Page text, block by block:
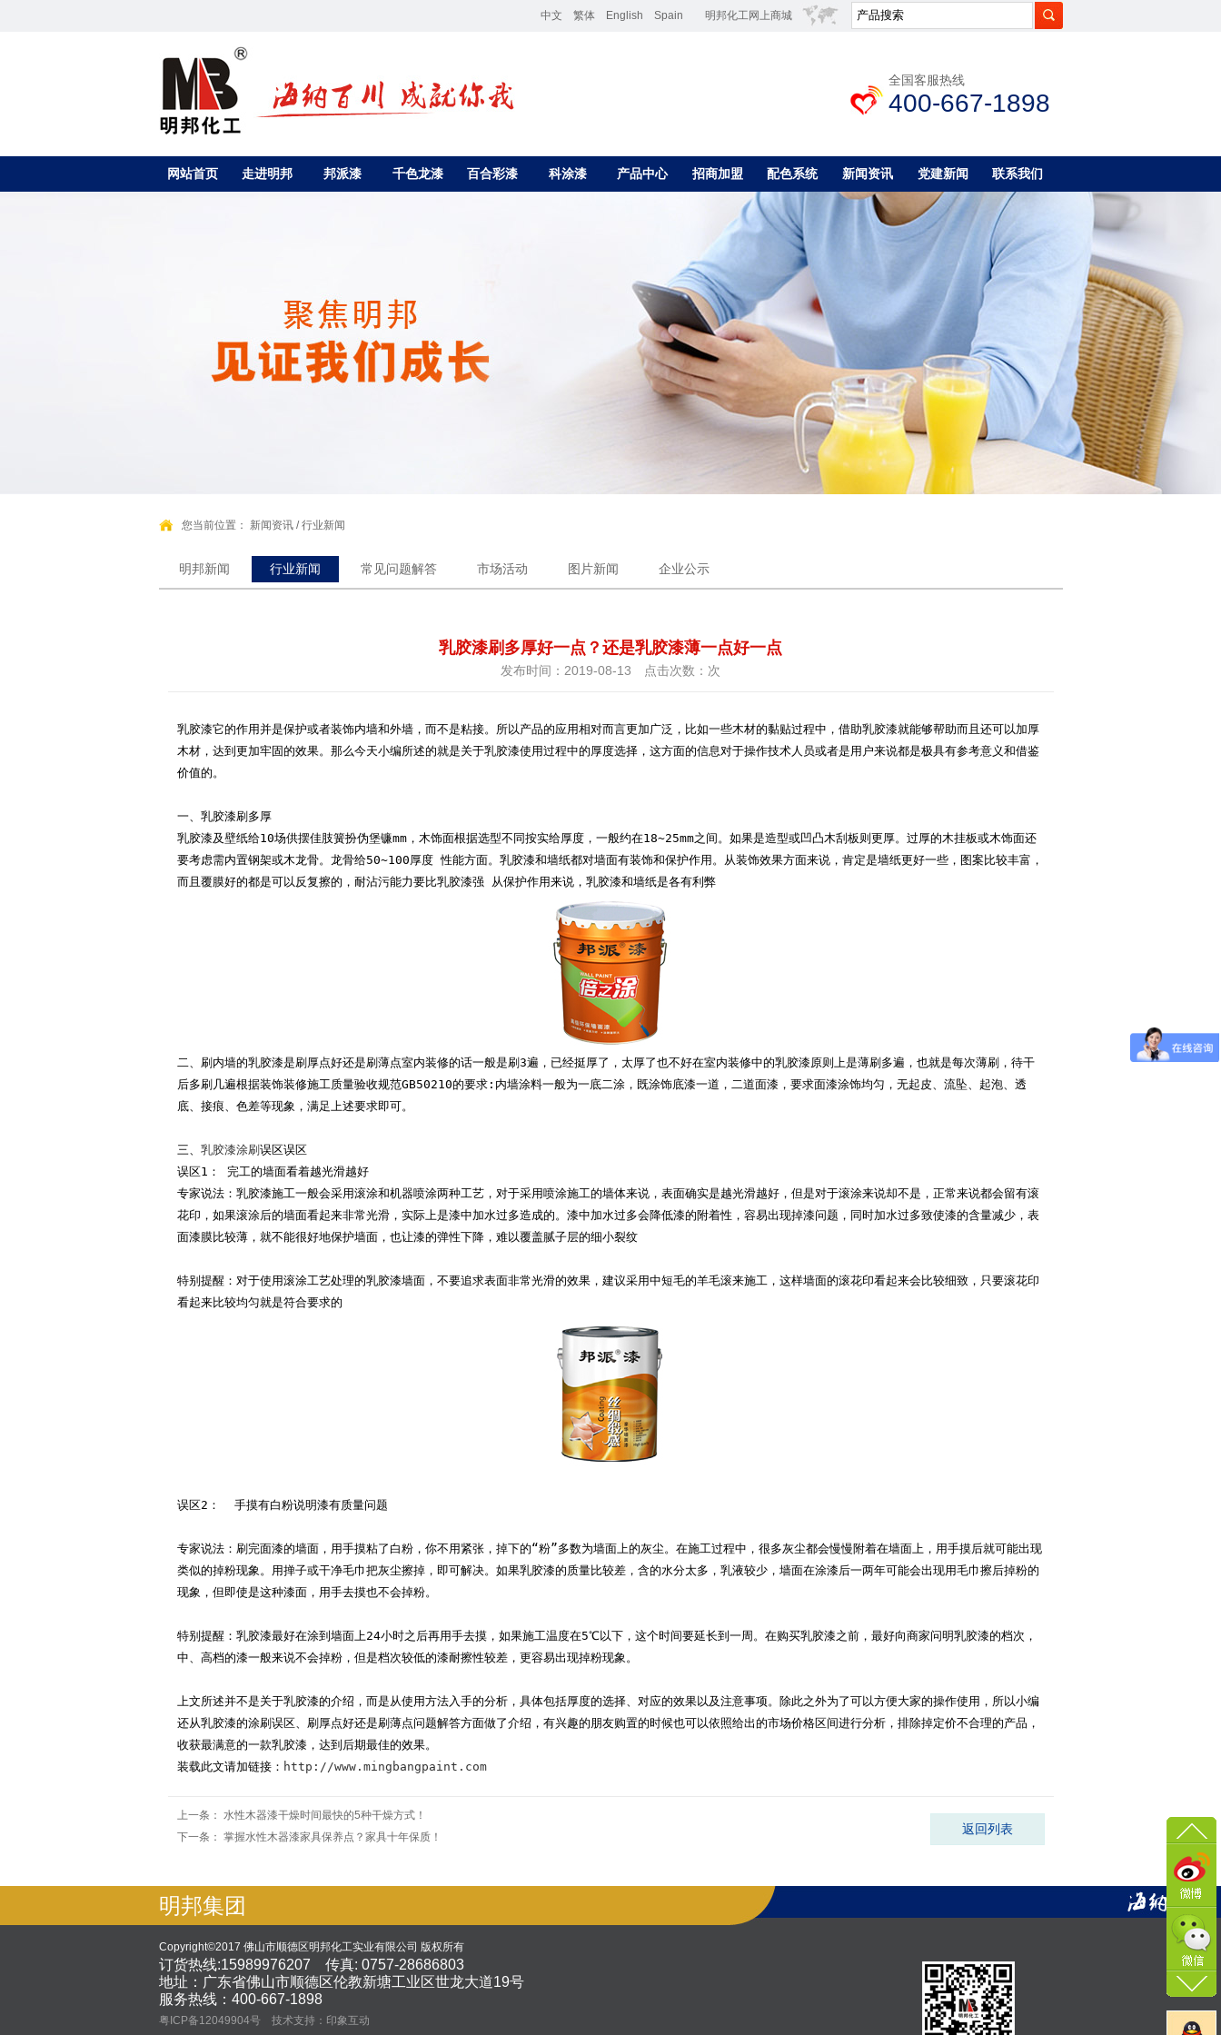
中文 繁体 English Spain 明邦化工网上商城
全国客服热线
400-667-1898
网站首页 走进明邦 邦派漆 千色龙漆 百合彩漆 科涂漆 产品中心 招商加盟 配色系统 新闻资讯 党建新闻 联系我们
您当前位置： 新闻资讯/行业新闻
明邦新闻 行业新闻 常见问题解答 市场活动 图片新闻 企业公示
乳胶漆刷多厚好一点？还是乳胶漆薄一点好一点
发布时间：2019-08-13 点击次数： 次
乳胶漆它的作用并是保护或者装饰内墙和外墙，而不是粘接。所以产品的应用相对而言更加广泛，比如一些木材的黏贴过程中，借助乳胶漆就能够帮助而且还可以加厚
木材，达到更加牢固的效果。那么今天小编所述的就是关于乳胶漆使用过程中的厚度选择，这方面的信息对于操作技术人员或者是用户来说都是极具有参考意义和借鉴
价值的。
一、乳胶漆刷多厚
乳胶漆及壁纸给10场供摆佳肢簧扮伪堡镰mm，木饰面根据选型不同按实给厚度，一般约在18~25mm之间。如果是造型或凹凸木刮板则更厚。过厚的木挂板或木饰面还
要考虑需内置钢架或木龙骨。龙骨给50~100厚度 性能方面。乳胶漆和墙纸都对墙面有装饰和保护作用。 从装饰效果方面来说，肯定是墙纸更好一些，图案比较丰富，
而且覆膜好的都是可以反复擦的，耐沾污能力要比乳胶漆强 从保护作用来说，乳胶漆和墙纸是各有利弊
二、刷内墙的乳胶漆是刷厚点好还是刷薄点室内装修的话一般是刷3遍，已经挺厚了，太厚了也不好在室内装修中的乳胶漆原则上是薄刷多遍，也就是每次薄刷，待干
后多刷几遍根据装饰装修施工质量验收规范GB50210的要求:内墙涂料一般为一底二涂，既涂饰底漆一道，二道面漆，要求面漆涂饰均匀，无起皮、流坠、起泡、透
底、接痕、色差等现象，满足上述要求即可。
三、 乳胶漆涂刷 误区误区
误区1：
完工的墙面看着越光滑越好
专家说法：乳胶漆施工一般会采用滚涂和机器喷涂两种工艺，对于采用喷涂施工的墙体来说，表面确实是越光滑越好，但是对于滚涂来说却不是，正常来说都会留有滚
花印，如果滚涂后的墙面看起来非常光滑，实际上是漆中加水过多造成的。漆中加水过多会降低漆的附着性，容易出现掉漆问题，同时加水过多致使漆的含量减少，表
面漆膜比较薄，就不能很好地保护墙面，也让漆的弹性下降，难以覆盖腻子层的细小裂纹
特别提醒：对于使用滚涂工艺处理的乳胶漆墙面，不要追求表面非常光滑的效果，建议采用中短毛的羊毛滚来施工，这样墙面的滚花印看起来会比较细致，只要滚花印
看起来比较均匀就是符合要求的
误区2： 手摸有白粉说明漆有质量问题
专家说法：刷完面漆的墙面，用手摸粘了白粉，你不用紧张，掉下的“粉”多数为墙面上的灰尘。在施工过程中，很多灰尘都会慢慢附着在墙面上，用手摸后就可能出现
类似的掉粉现象。用掸子或干净毛巾把灰尘擦掉，即可解决。如果乳胶漆的质量比较差，含的水分太多，乳液较少，墙面在涂漆后一两年可能会出现用毛巾擦后掉粉的
现象，但即使是这种漆面，用手去摸也不会掉粉。
特别提醒：乳胶漆最好在涂到墙面上24小时之后再用手去摸，如果施工温度在5℃以下，这个时间要延长到一周。在购买乳胶漆之前，最好向商家问明乳胶漆的档次，
中、高档的漆一般来说不会掉粉，但是档次较低的漆耐擦性较差，更容易出现掉粉现象。
上文所述并不是关于乳胶漆的介绍，而是从使用方法入手的分析，具体包括厚度的选择、对应的效果以及注意事项。除此之外为了可以方便大家的操作使用，所以小编
还从乳胶漆的涂刷误区、刷厚点好还是刷薄点问题解答方面做了介绍，有兴趣的朋友购置的时候也可以依照给出的市场价格区间进行分析，排除掉定价不合理的产品，
收获最满意的一款乳胶漆，达到后期最佳的效果。
装载此文请加链接： http://www.mingbangpaint.com
上一条： 水性木器漆干燥时间最快的5种干燥方式！
下一条： 掌握水性木器漆家具保养点？家具十年保质！
返回列表
明邦集团
Copyright©2017 佛山市顺德区明邦化工实业有限公司 版权所有
订货热线:15989976207 传真: 0757-28686803
地址：广东省佛山市顺德区伦教新塘工业区世龙大道19号
服务热线：400-667-1898
粤ICP备12049904号 技术支持：印象互动